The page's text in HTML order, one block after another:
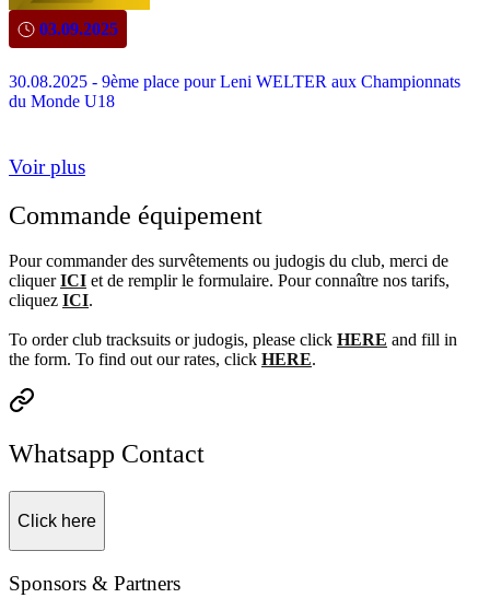
03.09.2025
30.08.2025 - 9ème place pour Leni WELTER aux Championnats
du Monde U18
Voir plus
Commande équipement
Pour commander des survêtements ou judogis du club, merci de
cliquerICI et de remplir le formulaire. Pour connaître nos tarifs,
cliquez ICI.
To order club tracksuits or judogis, please click HERE and fill in
the form. To find out our rates, click HERE.
Whatsapp Contact
Click here
Sponsors & Partners